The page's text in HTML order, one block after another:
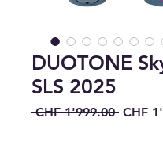
DUOTONE
SLS 2025
CHF 1'999.00 CHF